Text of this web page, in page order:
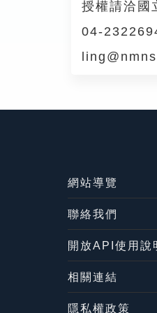
授權請洽國
04-
網站導覽
聯絡我們
開放API使用說
相關連結
隱私權政策